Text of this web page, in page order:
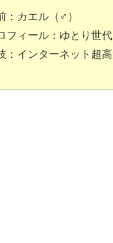
：カエル（♂）
フィール：ゆとり世
：インターネット超